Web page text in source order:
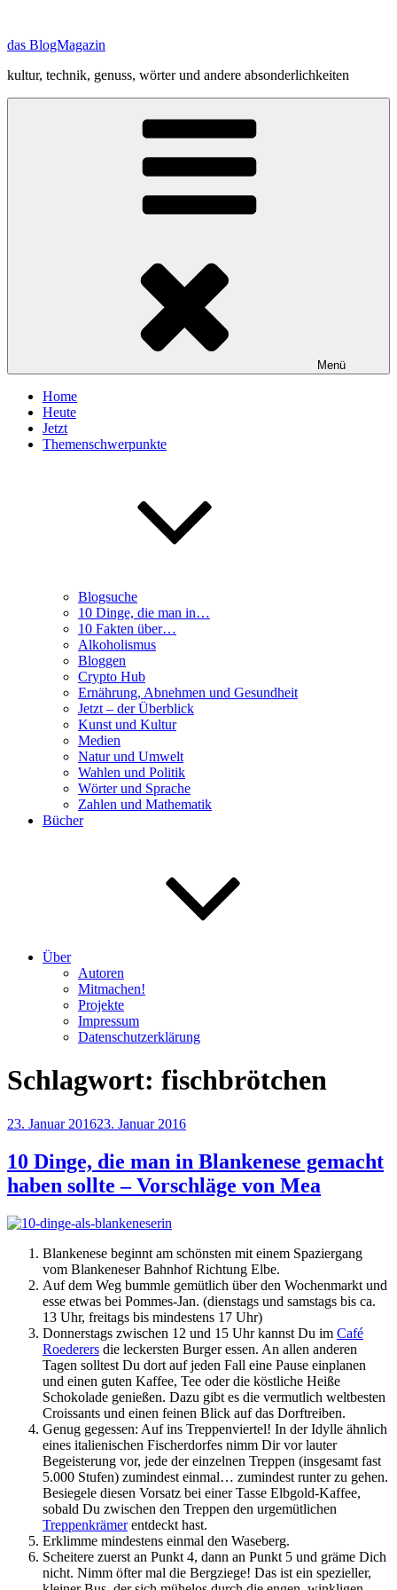
springen
das BlogMagazin
kultur, technik, genuss, wörter und andere absonderlichkeiten
Menü
Home
Heute
Jetzt
Themenschwerpunkte
Blogsuche
10 Dinge, die man in…
10 Fakten über…
Alkoholismus
Bloggen
Crypto Hub
Ernährung, Abnehmen und Gesundheit
Jetzt – der Überblick
Kunst und Kultur
Medien
Natur und Umwelt
Wahlen und Politik
Wörter und Sprache
Zahlen und Mathematik
Bücher
Über
Autoren
Mitmachen!
Projekte
Impressum
Datenschutzerklärung
Schlagwort: fischbrötchen
Veröffentlicht
23. Januar 201623. Januar 2016
10 Dinge, die man in Blankenese gemacht
haben sollte – Vorschläge von Mea
Blankenese beginnt am schönsten mit einem Spaziergang
vom Blankeneser Bahnhof Richtung Elbe.
Auf dem Weg bummle gemütlich über den Wochenmarkt und
esse etwas bei Pommes-Jan. (dienstags und samstags bis ca.
13 Uhr, freitags bis mindestens 17 Uhr)
Donnerstags zwischen 12 und 15 Uhr kannst Du im Café
Roederers die leckersten Burger essen. An allen anderen
Tagen solltest Du dort auf jeden Fall eine Pause einplanen
und einen guten Kaffee, Tee oder die köstliche Heiße
Schokolade genießen. Dazu gibt es die vermutlich weltbesten
Croissants und einen feinen Blick auf das Dorftreiben.
Genug gegessen: Auf ins Treppenviertel! In der Idylle ähnlich
eines italienischen Fischerdorfes nimm Dir vor lauter
Begeisterung vor, jede der einzelnen Treppen (insgesamt fast
5.000 Stufen) zumindest einmal… zumindest runter zu gehen.
Besiegele diesen Vorsatz bei einer Tasse Elbgold-Kaffee,
sobald Du zwischen den Treppen den urgemütlichen
Treppenkrämerentdeckt hast.
Erklimme mindestens einmal den Waseberg.
Scheitere zuerst an Punkt 4, dann an Punkt 5 und gräme Dich
nicht. Nimm öfter mal die Bergziege! Das ist ein spezieller,